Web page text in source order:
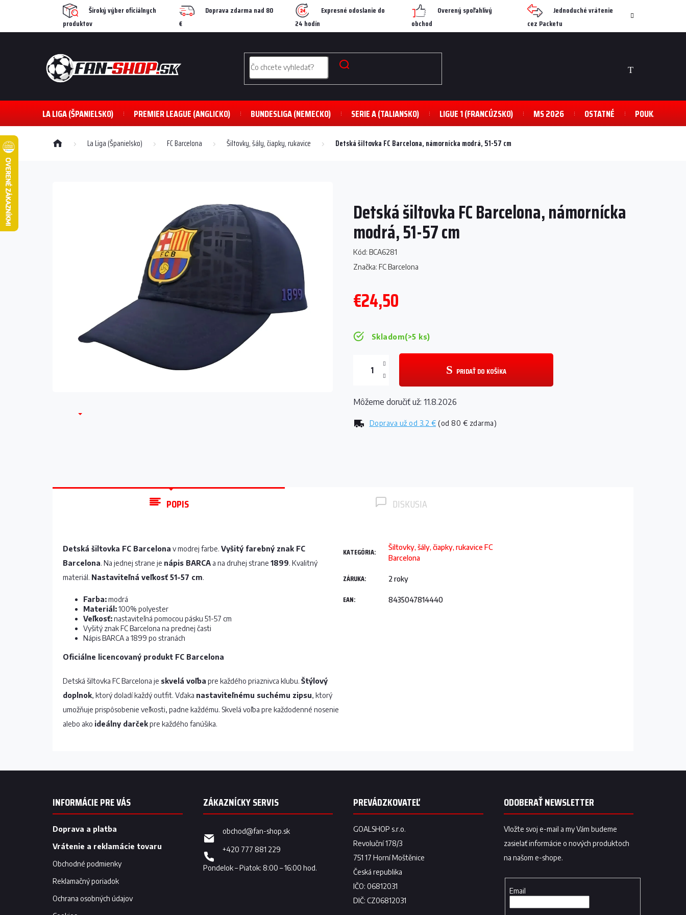
Široký výber oficiálnych
produktov
Doprava zdarma nad 80
€
Expresné odoslanie do
24 hodín
Overený spoľahlivý
obchod
Jednoduché vrátenie
cez Packetu
NÁKUPNÝ
LA LIGA (ŠPANIELSKO) PREMIER LEAGUE (ANGLICKO) BUNDESLIGA (NEMECKO) SERIE A (TALIANSKO) LIGUE 1 (FRANCÚZSKO) MS 2026 OSTATNÉ POUKAZY
Domov La Liga (Španielsko) FC Barcelona Šiltovky, šály, čiapky, rukavice Detská šiltovka FC Barcelona, ​​námornícka modrá, 51-57 cm
Detská šiltovka FC Barcelona, ​​námornícka
modrá, 51-57 cm
Kód: BCA6281
Značka: FC Barcelona
€24,50
Skladom(>5 ks)
Doprava už od 3.2 € (od 80 € zdarma)
PRIDAŤ DO KOŠÍKA
Môžeme doručiť už: 11.8.2026
POPIS DISKUSIA
Detská šiltovka FC Barcelona v modrej farbe. Vyšitý farebný znak FC
Barcelona. Na jednej strane je nápis BARCA a na druhej strane 1899. Kvalitný
materiál. Nastaviteľná veľkosť 51-57 cm.
Farba:modrá
Materiál:100% polyester
Veľkosť:nastaviteľná pomocou pásku 51-57 cm
Vyšitý znak FC Barcelona na prednej časti
Nápis BARCA a 1899 po stranách
Oficiálne licencovaný produkt FC Barcelona
Detská šiltovka FC Barcelona je skvelá voľba pre každého priaznivca klubu. Štýlový
doplnok, ktorý doladí každý outfit. Vďaka nastaviteľnému suchému zipsu, ktorý
umožňuje prispôsobenie veľkosti, padne každému. Skvelá voľba pre každodenné nosenie
alebo ako ideálny darčekpre každého fanúšika.
KATEGÓRIA:
Šiltovky, šály, čiapky, rukavice FC
Barcelona
ZÁRUKA: 2 roky
EAN: 8435047814440
Z
INFORMÁCIE PRE VÁS
Doprava a platba
Vrátenie a reklamácie tovaru
Obchodné podmienky
Reklamačný poriadok
Ochrana osobných údajov
obchod@fan-shop.sk
+420 777 881 229
ODOBERAŤ NEWSLETTER
Vložte svoj e-mail a my Vám budeme
zasielať informácie o nových produktoch
na našom e-shope.
Email